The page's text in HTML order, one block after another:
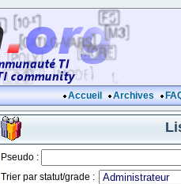
Accueil Archives
Pseudo :
Trier par statut/grade :